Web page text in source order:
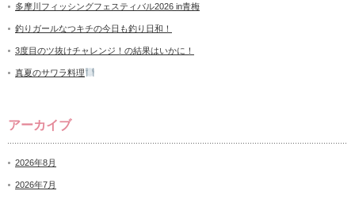
多摩川フィッシングフェスティバル2026 in青梅
釣りガールなつキチの今日も釣り日和！
3度目のツ抜けチャレンジ！の結果はいかに！
真夏のサワラ料理
アーカイブ
2026年8月
2026年7月